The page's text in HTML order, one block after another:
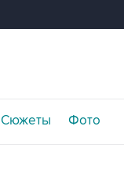
Сюжеты Фото